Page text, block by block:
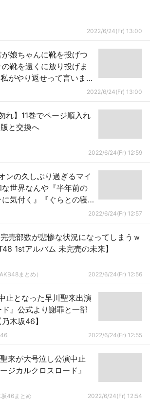
2022/6/24(Fr) 13:00
娘ちゃんに靴を投げつ
靴を遠くに放り投げま
がやり返せって言いまし
2022/6/24(Fr) 13:00
れ】11巻でページ順入れ
と交換へ
2022/6/24(Fr) 12:59
ンの久しぶり過ぎるマイ
世界なんや『半年前の
気付く』『ぐらとの寝
『カエル見つけて嬉し
2022/6/24(Fr) 12:57
売部数が悲惨な状況になってしまうｗ
1stアルバム 未完売の未来】
まとめ） 2022/6/24(Fr) 12:56
止となった早川聖来出演
』公式より謝罪と一部
木坂46】
2022/6/24(Fr) 12:55
来が大号泣し公演中止
ジカルクロスロード』
46まとめ 2022/6/24(Fr) 12:54